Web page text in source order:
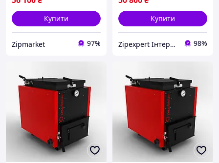
Купити
Zipmarket 97%
Купити
Zipexpert Iнтернет-магазин запчастин до побутовой технiки та iтнимних товарiв для дорослих 98%